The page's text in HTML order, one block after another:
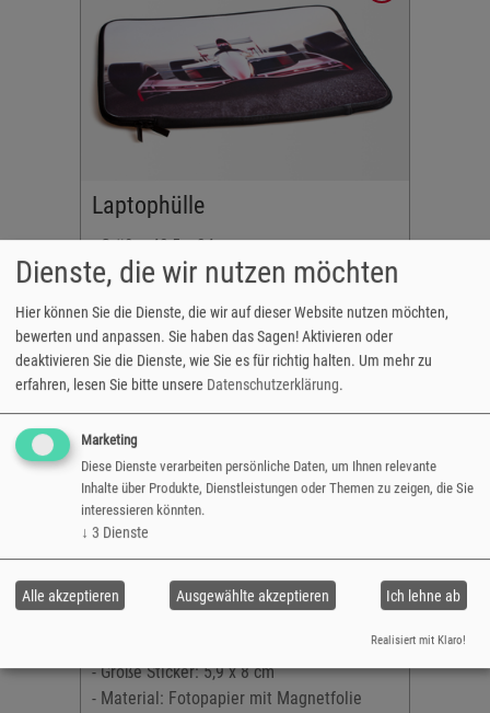
Laptophülle
- Größe: 43,5 x 34 cm
- beidseitig bedruckbar
ab€ 29,80
- Größe Sticker: 5,9 x 8 cm
- Material: Fotopapier mit Magnetfolie
Dienste, die wir nutzen möchten
Hier können Sie die Dienste, die wir auf dieser Website nutzen möchten,
bewerten und anpassen. Sie haben das Sagen! Aktivieren oder
deaktivieren Sie die Dienste, wie Sie es für richtig halten. Um mehr zu
erfahren, lesen Sie bitte unsere Datenschutzerklärung.
Marketing
Diese Dienste verarbeiten persönliche Daten, um Ihnen relevante
Inhalte über Produkte, Dienstleistungen oder Themen zu zeigen, die Sie
interessieren könnten.
↓ 3 Dienste
Ich lehne ab
Ausgewählte akzeptieren
Alle akzeptieren
Realisiert mit Klaro!